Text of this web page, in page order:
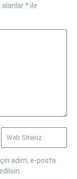
alanlar*ile
adım, e-posta